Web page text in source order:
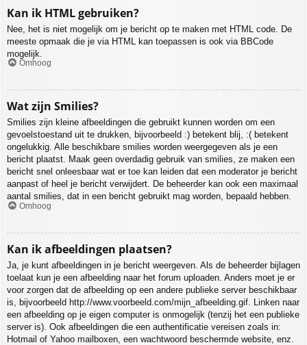
Kan ik HTML gebruiken?
Nee, het is niet mogelijk om je bericht op te maken met HTML code. De
meeste opmaak die je via HTML kan toepassen is ook via BBCode
mogelijk.
Omhoog
Wat zijn Smilies?
Smilies zijn kleine afbeeldingen die gebruikt kunnen worden om een
gevoelstoestand uit te drukken, bijvoorbeeld :) betekent blij, :( betekent
ongelukkig. Alle beschikbare smilies worden weergegeven als je een
bericht plaatst. Maak geen overdadig gebruik van smilies, ze maken een
bericht snel onleesbaar wat er toe kan leiden dat een moderator je bericht
aanpast of heel je bericht verwijdert. De beheerder kan ook een maximaal
aantal smilies, dat in een bericht gebruikt mag worden, bepaald hebben.
Omhoog
Kan ik afbeeldingen plaatsen?
Ja, je kunt afbeeldingen in je bericht weergeven. Als de beheerder bijlagen
toelaat kun je een afbeelding naar het forum uploaden. Anders moet je er
voor zorgen dat de afbeelding op een andere publieke server beschikbaar
is, bijvoorbeeld http://www.voorbeeld.com/mijn_afbeelding.gif. Linken naar
een afbeelding op je eigen computer is onmogelijk (tenzij het een publieke
server is). Ook afbeeldingen die een authentificatie vereisen zoals in:
Hotmail of Yahoo mailboxen, een wachtwoord beschermde website, enz.